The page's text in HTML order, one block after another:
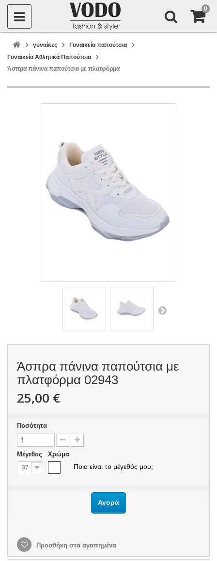
0
γυναίκες
Γυναικεία παπούτσια
Γυναικεία Αθλητικά Παπούτσια
Άσπρα πάνινα παπούτσια με πλατφόρμα
Άσπρα πάνινα παπούτσια με
πλατφόρμα 02943
25,00 €
Ποσότητα
Μέγεθος
37
Χρώμα
Ποιο είναι το μέγεθός μου;
Αγορά
Προσθήκη στα αγαπημένα